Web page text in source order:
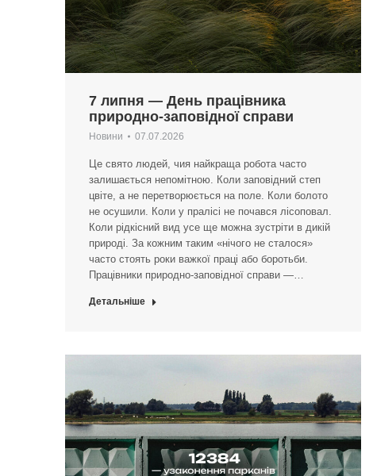
7 липня — День працівника
природно-заповідної справи
Новини 07.07.2026
Це свято людей, чия найкраща робота часто
залишається непомітною. Коли заповідний степ
цвіте, а не перетворюється на поле. Коли болото
не осушили. Коли у пралісі не почався лісоповал.
Коли рідкісний вид усе ще можна зустріти в дикій
природі. За кожним таким «нічого не сталося»
часто стоять роки важкої праці або боротьби.
Працівники природно-заповідної справи —…
Детальніше